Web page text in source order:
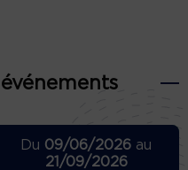
Du 09/06/2026 au
21/09/2026